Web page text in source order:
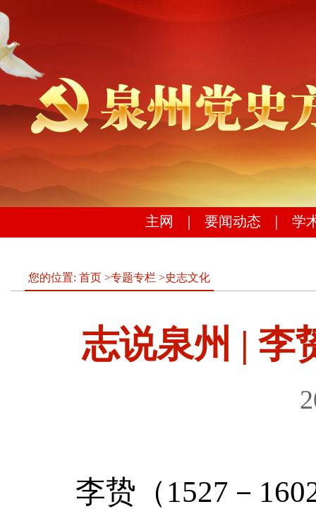
主网 要闻动态 学
您的位置: 首页 >专题专栏 >史志文化
志说泉州 | 李
李贽（1527－